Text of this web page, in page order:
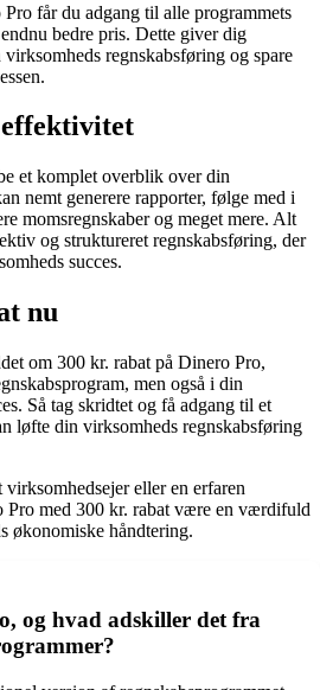
får du adgang til alle programmets
bedre pris. Dette giver dig
regnskabsføring og spare
et komplet overblik over din
nemt generere rapporter, følge med i
momsregnskaber og meget mere. Alt
og struktureret regnskabsføring, der
succes.
nu
om 300 kr. rabat på Dinero Pro,
men også i din
Så tag skridtet og få adgang til et
løfte din virksomheds regnskabsføring
eller en erfaren
Pro med 300 kr. rabat være en værdifuld
økonomiske håndtering.
og hvad adskiller det fra